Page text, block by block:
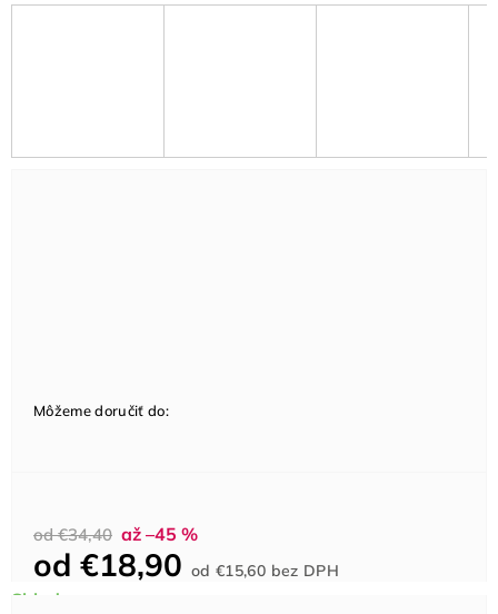
od €34,40 až –45 %
od €18,90 od€15,60 bez DPHcena:
Môžeme doručiť do: